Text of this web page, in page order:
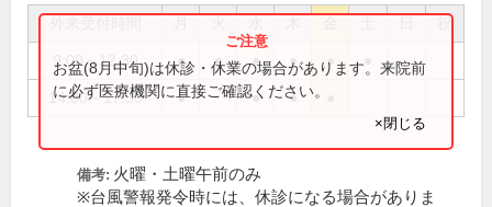
祝
9:00～12:30 ● ● ● ● ●
14:00～17:30 ● ● ●
お盆(8月中旬)は休診・休業の場合があります。来院前
に必ず医療機関に直接ご確認ください。
×閉じる
備考: 火曜・土曜午前のみ
※台風警報発令時には、休診になる場合がありま